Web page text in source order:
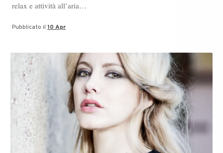
relax e attività all’aria…
Pubblicato il 10 Apr